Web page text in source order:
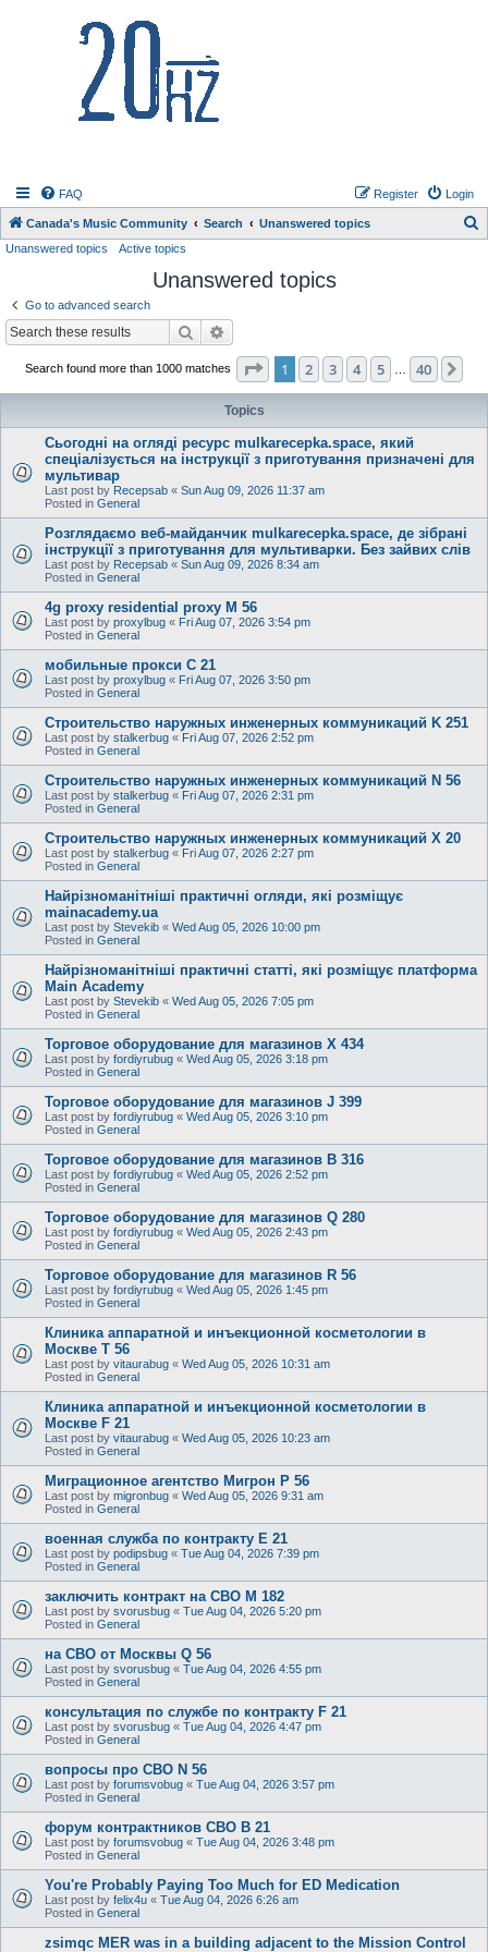
FAQ Login
Register
Canada's Music Community Search Unanswered topics
Unanswered topics Active topics
Unanswered topics
Go to advanced search
Search
Search found more than 1000 matches Page 1of 40
1 2 3 4 5 40
Topics
Сьогодні на огляді ресурс mulkarecepka.space, який
спеціалізується на інструкції з приготування призначені для
мультивар
Last post by Recepsab « Sun Aug 09, 2026 11:37 am
Posted in General
Розглядаємо веб-майданчик mulkarecepka.space, де зібрані
інструкції з приготування для мультиварки. Без зайвих слів
Last post by Recepsab « Sun Aug 09, 2026 8:34 am
Posted in General
4g proxy residential proxy M 56
Last post by proxylbug « Fri Aug 07, 2026 3:54 pm
Posted in General
мобильные прокси C 21
Last post by proxylbug « Fri Aug 07, 2026 3:50 pm
Posted in General
Строительство наружных инженерных коммуникаций K 251
Last post by stalkerbug « Fri Aug 07, 2026 2:52 pm
Posted in General
Строительство наружных инженерных коммуникаций N 56
Last post by stalkerbug « Fri Aug 07, 2026 2:31 pm
Posted in General
Строительство наружных инженерных коммуникаций X 20
Last post by stalkerbug « Fri Aug 07, 2026 2:27 pm
Posted in General
Найрізноманітніші практичні огляди, які розміщує
mainacademy.ua
Last post by Stevekib « Wed Aug 05, 2026 10:00 pm
Posted in General
Найрізноманітніші практичні статті, які розміщує платформа
Main Academy
Last post by Stevekib « Wed Aug 05, 2026 7:05 pm
Posted in General
Торговое оборудование для магазинов X 434
Last post by fordiyrubug « Wed Aug 05, 2026 3:18 pm
Posted in General
Торговое оборудование для магазинов J 399
Last post by fordiyrubug « Wed Aug 05, 2026 3:10 pm
Posted in General
Торговое оборудование для магазинов B 316
Last post by fordiyrubug « Wed Aug 05, 2026 2:52 pm
Posted in General
Торговое оборудование для магазинов Q 280
Last post by fordiyrubug « Wed Aug 05, 2026 2:43 pm
Posted in General
Торговое оборудование для магазинов R 56
Last post by fordiyrubug « Wed Aug 05, 2026 1:45 pm
Posted in General
Клиника аппаратной и инъекционной косметологии в
Москве T 56
Last post by vitaurabug « Wed Aug 05, 2026 10:31 am
Posted in General
Клиника аппаратной и инъекционной косметологии в
Москве F 21
Last post by vitaurabug « Wed Aug 05, 2026 10:23 am
Posted in General
Миграционное агентство Мигрон P 56
Last post by migronbug « Wed Aug 05, 2026 9:31 am
Posted in General
военная служба по контракту E 21
Last post by podipsbug « Tue Aug 04, 2026 7:39 pm
Posted in General
заключить контракт на СВО M 182
Last post by svorusbug « Tue Aug 04, 2026 5:20 pm
Posted in General
на СВО от Москвы Q 56
Last post by svorusbug « Tue Aug 04, 2026 4:55 pm
Posted in General
консультация по службе по контракту F 21
Last post by svorusbug « Tue Aug 04, 2026 4:47 pm
Posted in General
вопросы про СВО N 56
Last post by forumsvobug « Tue Aug 04, 2026 3:57 pm
Posted in General
форум контрактников СВО B 21
Last post by forumsvobug « Tue Aug 04, 2026 3:48 pm
Posted in General
You're Probably Paying Too Much for ED Medication
Last post by felix4u « Tue Aug 04, 2026 6:26 am
Posted in General
zsimqc MER was in a building adjacent to the Mission Control